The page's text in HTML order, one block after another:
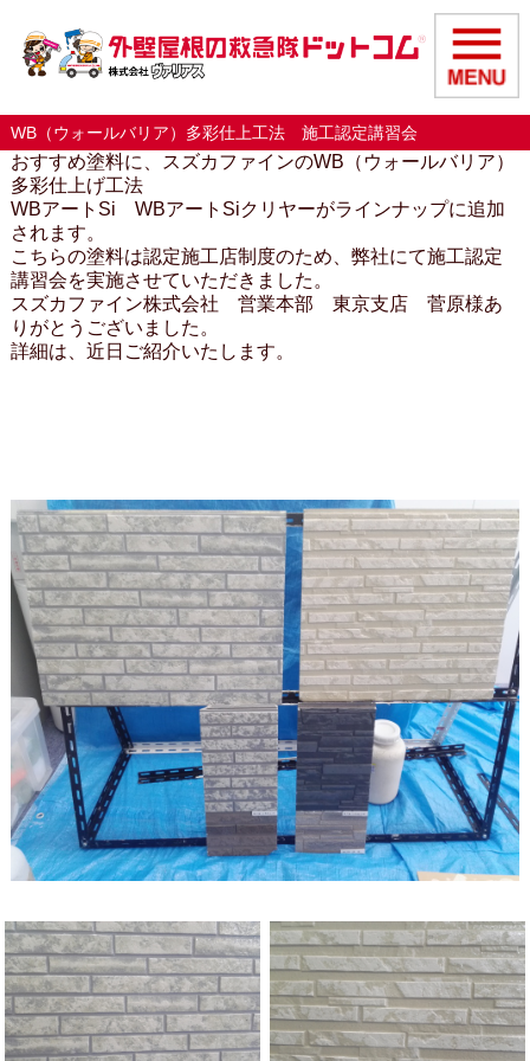
WB（ウォールバリア）多彩仕上工法 施工認定講習会
おすすめ塗料に、スズカファインのWB（ウォールバリア）
多彩仕上げ工法
WBアートSi WBアートSiクリヤーがラインナップに追加
されます。
こちらの塗料は認定施工店制度のため、弊社にて施工認定
講習会を実施させていただきました。
スズカファイン株式会社 営業本部 東京支店 菅原様あ
りがとうございました。
詳細は、近日ご紹介いたします。